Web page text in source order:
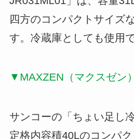
四方のコンパクトサイズ
す。冷蔵庫としても使用
▼MAXZEN（マクスゼン
サンコーの「 ちょい足し
定格内容積40Lのコンパ